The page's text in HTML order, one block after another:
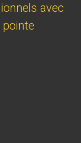
avec